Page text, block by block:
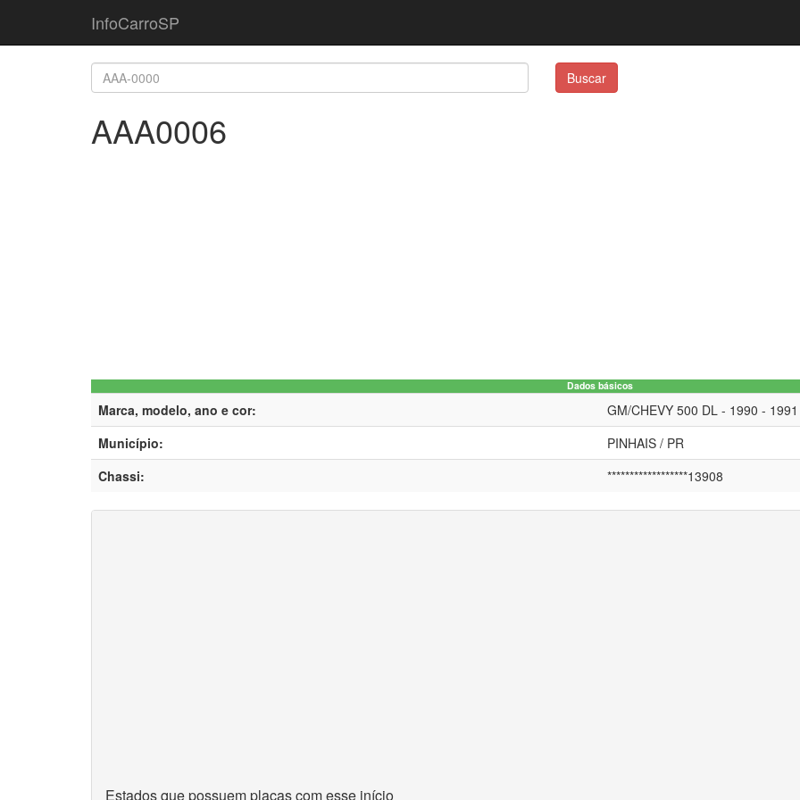
InfoCarroSP
Buscar
AAA0006
Dados básicos
Marca, modelo, ano e cor:
GM/CHEVY 500 DL - 1990 -
Município:
PINHAIS / PR
Chassi:
******************13908
Estados que possuem placas com esse início